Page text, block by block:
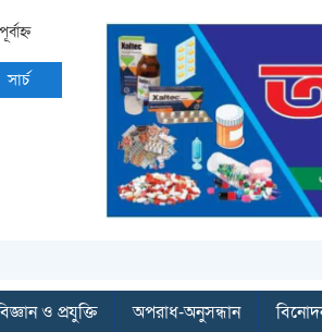
সার্চ
ও প্রযুক্তি অপরাধ-অনুসন্ধান